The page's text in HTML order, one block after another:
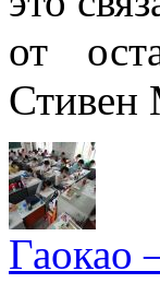
от
Стивен
Гаокао